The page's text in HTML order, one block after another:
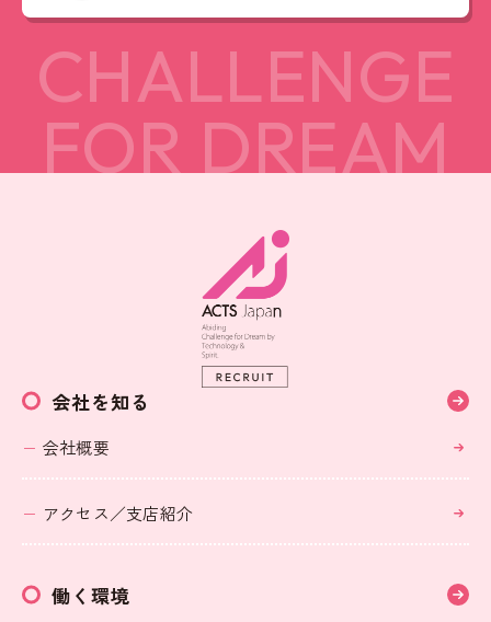
会社を知る
会社概要
アクセス／支店紹介
働く環境